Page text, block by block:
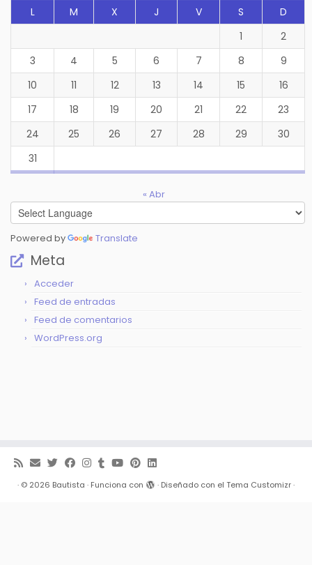
L M X J V S
D
1
2
3
4 5 6 7 8
9
10
11 12 13 14 15
16
17
18 19 20 21 22
23
24
25 26 27 28 29
30
31
« Abr
Powered by Translate
Meta
Acceder
Feed de entradas
Feed de comentarios
WordPress.org
· © 2026 Bautista · Funciona con · Diseñado con el Tema Customizr·